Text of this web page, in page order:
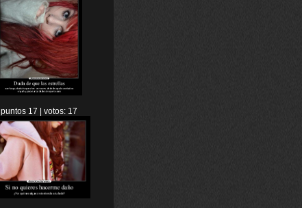
puntos 17 | votos: 17